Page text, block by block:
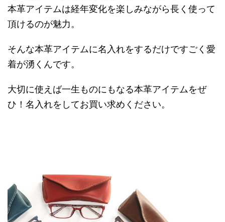
本革アイテムは経年変化を楽しみながら長く使って
頂けるのが魅力。
そんな本革アイテムに名入れをするだけですごく愛
着が湧くんです。
大切に使えば一生ものにもなる本革アイテムをぜ
ひ！名入れをしてお買い求めください。